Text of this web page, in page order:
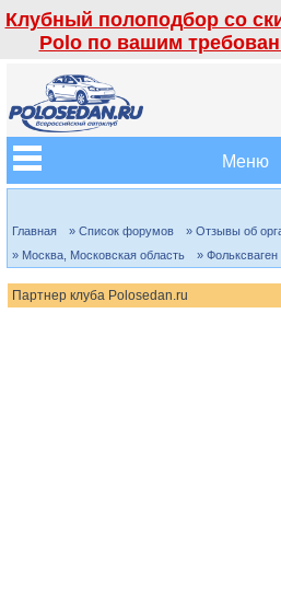
Клубный полоподбор со
Polo по вашим
Меню
Главная » Список форумов
» Отзывы об
» Москва, Московская область
»
Партнер клуба Polosedan.ru